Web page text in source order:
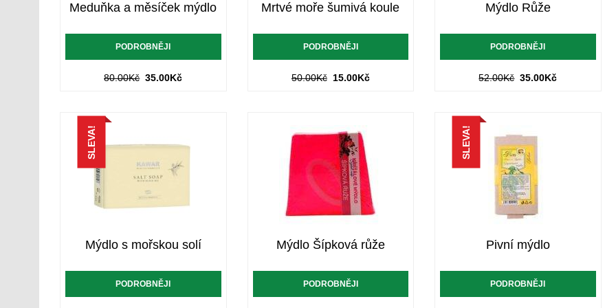
Meduňka a měsíček mýdlo
PODROBNĚJI
80.00Kč 35.00Kč
Mrtvé moře šumivá koule
PODROBNĚJI
50.00Kč 15.00Kč
Mýdlo Růže
PODROBNĚJI
52.00Kč 35.00Kč
SLEVA!
Mýdlo s mořskou solí
PODROBNĚJI
Mýdlo Šípková růže
PODROBNĚJI
SLEVA!
Pivní mýdlo
PODROBNĚJI